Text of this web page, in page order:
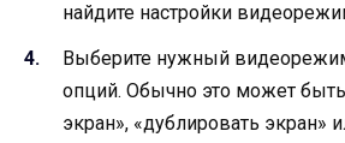
найдите настройки
Выберите нужный
опций. Обычно это может
экран», «дублировать экран»